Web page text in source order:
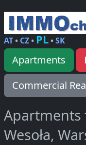
AT• CZ• PL•SK
Apartments
Commercial
Apartments
Wesoła,